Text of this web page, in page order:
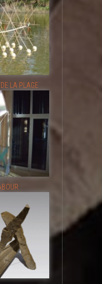
DE LA PLAGE